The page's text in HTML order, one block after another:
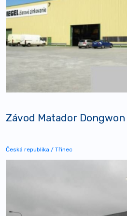
Závod Matador
Česká republika / Třinec